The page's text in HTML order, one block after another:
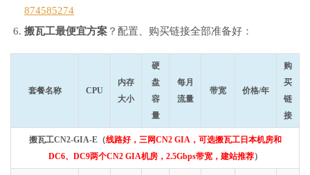
874585274
搬瓦工最便宜方案 ？配置、购买链接全部准备好：
套餐名称 CPU
内存
大小
硬
盘
容
量
每月
流量
带宽 价格/年
购
买
链
接
搬瓦工CN2-GIA-E（线路好，三网CN2 GIA，可选搬瓦工日本机房和
DC6、DC9两个CN2 GIA机房，2.5Gbps带宽，建站推荐）